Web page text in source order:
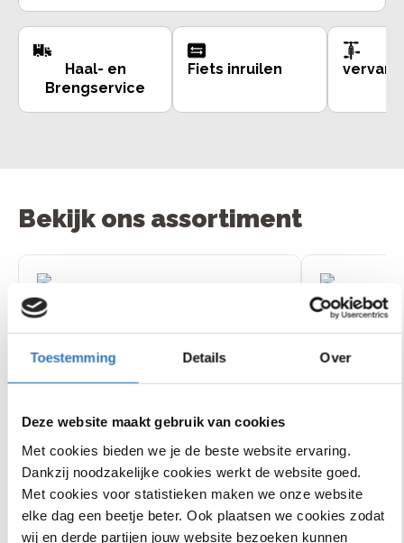
Toestemming Details Over
Deze website maakt gebruik van cookies
Met cookies bieden we je de beste website ervaring.
Dankzij noodzakelijke cookies werkt de website goed.
Met cookies voor statistieken maken we onze website
elke dag een beetje beter. Ook plaatsen we cookies zodat
wij en derde partijen jouw website bezoeken kunnen
Haal- en
Brengservice
Fiets inruilen
Bekijk ons assortiment
Chamonix C5
lage instap
12
Shimano Steps
middenmotor, 85 Nm
5 Shimano Nexus
versnellingen
Actieradius van 60 tot 150
€3. 999 ,-
€2.999,-
Bekijk
Infinity
instap
motor
Nm
Enviolo City
versnellingen
Actieradius van